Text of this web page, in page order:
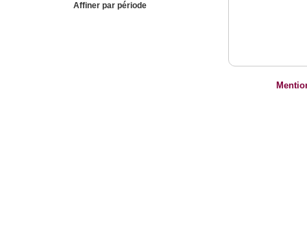
Affiner par période